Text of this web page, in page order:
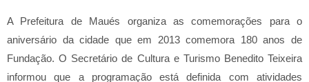
A Prefeitura de Maués organiza as comemorações para o
aniversário da cidade que em 2013 comemora 180 anos de
Fundação. O Secretário de Cultura e Turismo Benedito Teixeira
informou que a programação está definida com atividades